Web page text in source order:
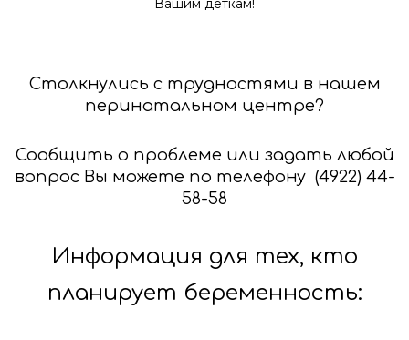
Вашим деткам!
Столкнулись с трудностями в нашем
перинатальном центре?
Сообщить о проблеме или задать любой
вопрос Вы можете по телефону (4922) 44-
58-58
Информация для тех, кто
планирует беременность: